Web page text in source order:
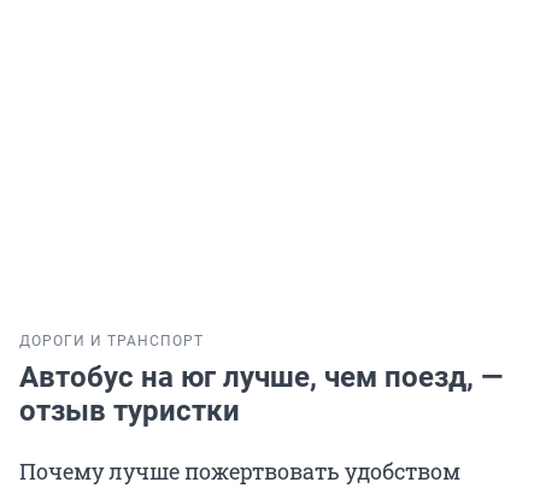
ДОРОГИ И ТРАНСПОРТ
Автобус на юг лучше, чем поезд, —
отзыв туристки
Почему лучше пожертвовать удобством